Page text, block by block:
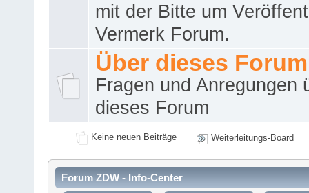
mit der Bitte um
Vermerk Forum.
Über dieses Forum
Fragen und Anregungen
dieses Forum
Keine neuen Beiträge Weiterleitungs-Board
Forum ZDW - Info-Center